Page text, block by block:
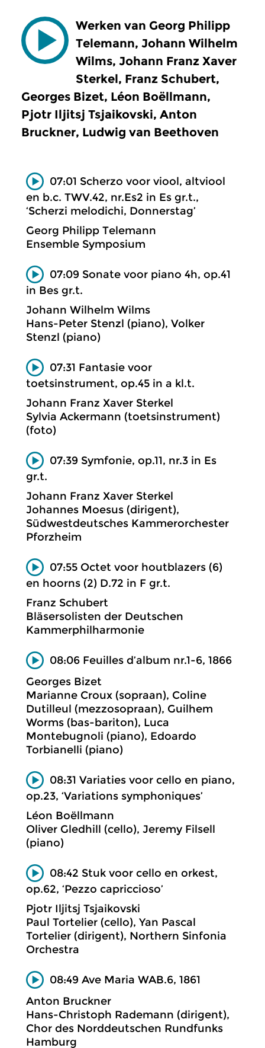
Werken van Georg Philipp
Telemann, Johann Wilhelm
Wilms, Johann Franz Xaver
Sterkel, Franz Schubert,
Georges Bizet, Léon Boëllmann,
Pjotr Iljitsj Tsjaikovski, Anton
Bruckner, Ludwig van Beethoven
07:01 Scherzo voor viool, altviool
en b.c. TWV.42, nr.Es2 in Es gr.t.,
‘Scherzi melodichi, Donnerstag’
Georg Philipp Telemann
Ensemble Symposium
07:09 Sonate voor piano 4h, op.41
in Bes gr.t.
Johann Wilhelm Wilms
Hans-Peter Stenzl (piano), Volker
Stenzl (piano)
07:31 Fantasie voor
toetsinstrument, op.45 in a kl.t.
Johann Franz Xaver Sterkel
Sylvia Ackermann (toetsinstrument)
(foto)
07:39 Symfonie, op.11, nr.3 in Es
gr.t.
Johann Franz Xaver Sterkel
Johannes Moesus (dirigent),
Südwestdeutsches Kammerorchester
Pforzheim
07:55 Octet voor houtblazers (6)
en hoorns (2) D.72 in F gr.t.
Franz Schubert
Bläsersolisten der Deutschen
Kammerphilharmonie
08:06 Feuilles d’album nr.1-6, 1866
Georges Bizet
Marianne Croux (sopraan), Coline
Dutilleul (mezzosopraan), Guilhem
Worms (bas-bariton), Luca
Montebugnoli (piano), Edoardo
Torbianelli (piano)
08:31 Variaties voor cello en piano,
op.23, ‘Variations symphoniques’
Léon Boëllmann
Oliver Gledhill (cello), Jeremy Filsell
(piano)
08:42 Stuk voor cello en orkest,
op.62, ‘Pezzo capriccioso’
Pjotr Iljitsj Tsjaikovski
Paul Tortelier (cello), Yan Pascal
Tortelier (dirigent), Northern Sinfonia
Orchestra
08:49 Ave Maria WAB.6, 1861
Anton Bruckner
Hans-Christoph Rademann (dirigent),
Chor des Norddeutschen Rundfunks
Hamburg